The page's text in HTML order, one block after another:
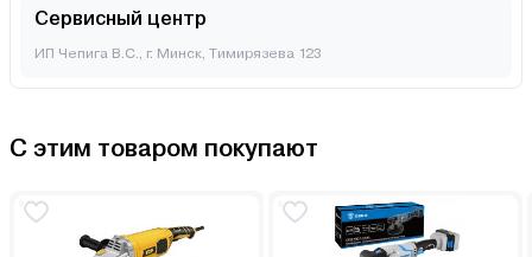
Сервисный центр
ИП Чепига В.С., г. Минск, Тимирязева 123
С этим товаром покупают